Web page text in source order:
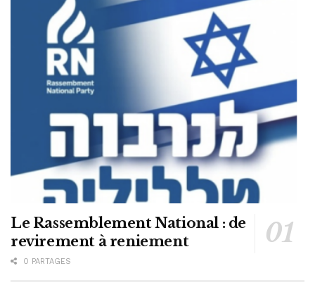
Le Rassemblement National : de
revirement à reniement
0 PARTAGES